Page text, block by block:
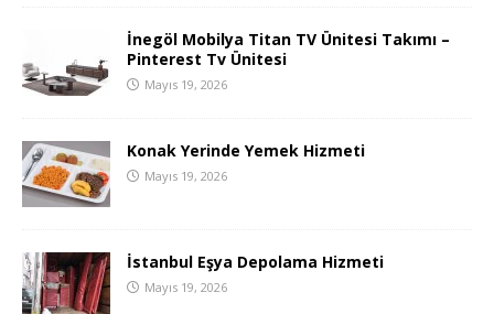
İnegöl Mobilya Titan TV Ünitesi Takımı –
Pinterest Tv Ünitesi
Mayıs 19, 2026
Konak Yerinde Yemek Hizmeti
Mayıs 19, 2026
İstanbul Eşya Depolama Hizmeti
Mayıs 19, 2026